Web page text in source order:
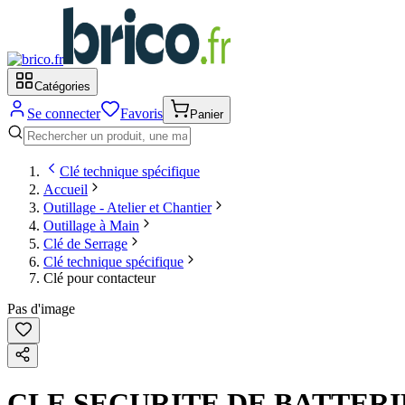
Catégories
Se connecter Favoris Panier
Clé technique spécifique
Accueil
Outillage - Atelier et Chantier
Outillage à Main
Clé de Serrage
Clé technique spécifique
Clé pour contacteur
Pas d'image